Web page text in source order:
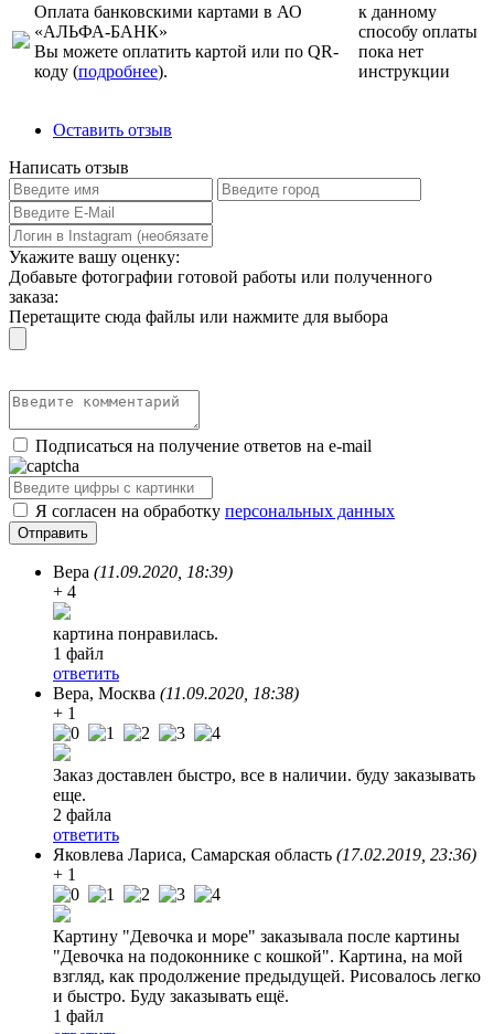
Оплата банковскими картами в АО
«АЛЬФА-БАНК»
Вы можете оплатить картой или по QR-
коду (подробнее).
к данному
способу оплаты
пока нет
инструкции
Оставить отзыв
Написать отзыв
Укажите вашу оценку:
Добавьте фотографии готовой работы или полученного
заказа:
Перетащите сюда файлы или нажмите для выбора
Подписаться на получение ответов на e-mail
Я согласен на обработку персональных данных
Вера (11.09.2020, 18:39)
+ 4
картина понравилась.
1 файл
ответить
Вера, Москва (11.09.2020, 18:38)
+ 1
Заказ доставлен быстро, все в наличии. буду заказывать
еще.
2 файла
ответить
Яковлева Лариса, Самарская область (17.02.2019, 23:36)
+ 1
Картину "Девочка и море" заказывала после картины
"Девочка на подоконнике с кошкой". Картина, на мой
взгляд, как продолжение предыдущей. Рисовалось легко
и быстро. Буду заказывать ещё.
1 файл